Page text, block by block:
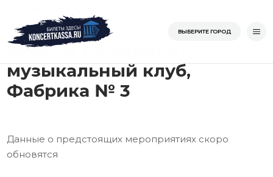
содержимому
Главная
ВЫБЕРИТЕ ГОРОД
Билеты на концерты:
музыкальный клуб,
Фабрика № 3
Данные о предстоящих мероприятиях скоро
обновятся